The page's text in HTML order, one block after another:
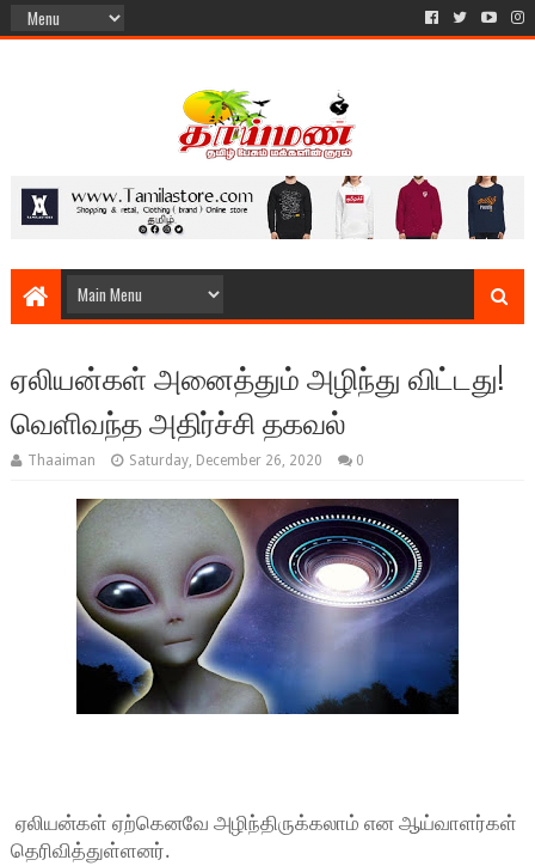
ஏலியன்கள் அனைத்தும் அழிந்து விட்டது!
வெளிவந்த அதிர்ச்சி தகவல்
Thaaiman Saturday, December 26, 2020 0
ஏலியன்கள் ஏற்கெனவே அழிந்திருக்கலாம் என ஆய்வாளர்கள்
தெரிவித்துள்ளனர்.